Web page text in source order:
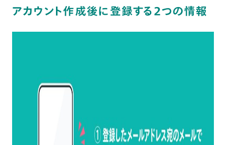
アカウント作成後に登録する2つの情報